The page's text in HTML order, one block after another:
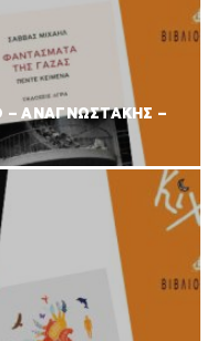
– ΑΝΑΓΝΩΣΤΑΚΗΣ –